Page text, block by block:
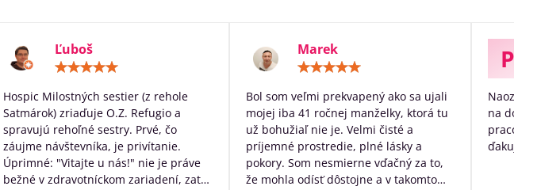
Ľuboš
/
5
Hospic Milostných sestier (z rehole
Satmárok) zriaďuje O.Z. Refugio a
spravujú rehoľné sestry. Prvé, čo
záujme návštevníka, je privítanie.
Úprimné: "Vitajte u nás!" nie je práve
bežné v zdravotníckom zariadení, zato
Marek
/
5
Bol som veľmi prekvapený ako sa ujali
mojej iba 41 ročnej manželky, ktorá tu
už bohužiaľ nie je. Velmi čisté a
príjemné prostredie, plné lásky a
pokory. Som nesmierne vďačný za to,
že mohla odísť dôstojne a v takomto
P
Naozaj
na
ďakujem